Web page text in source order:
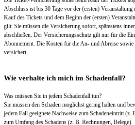
Abschluss ist bis 30 Tage vor der (ersten)
Kauf des Tickets und dem Beginn der (ersten)
gilt: Sie müssen die Versicherung sofort, spätestens
abschließen. Der Versicherungsschutz gilt nur für die
Abonnement. Die Kosten für die An- und Abreise
versichert.
Wie verhalte ich mich im Schadenfall?
Was müssen Sie in jedem Schadenfall tun?
Sie müssen den Schaden möglichst gering halten und
jedem Fall geeignete Nachweise zum Schadeneintritt (z.
zum Umfang des Schadens (z. B. Rechnungen, Belege).